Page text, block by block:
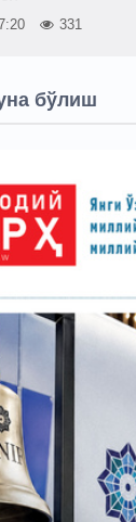
331
бўлиш